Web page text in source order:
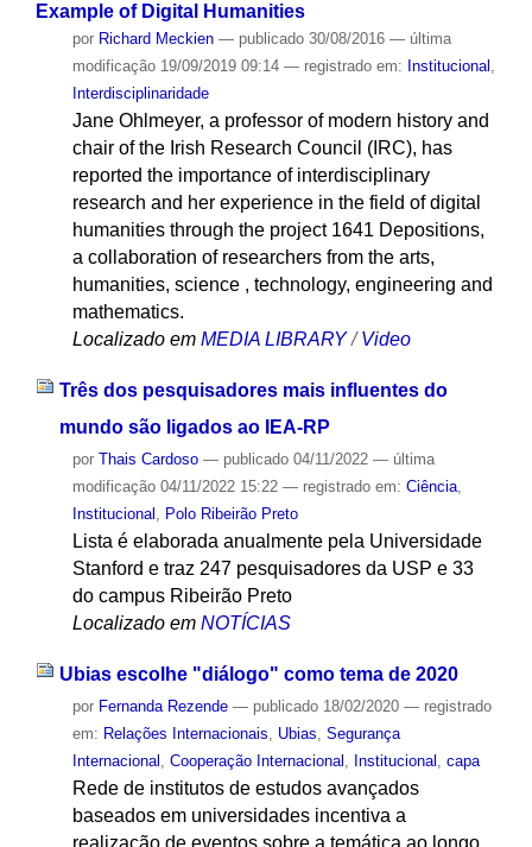
Example of Digital Humanities
por Richard Meckien — publicado30/08/2016 — última
modificação19/09/2019 09:14 — registrado em: Institucional ,
Interdisciplinaridade
Jane Ohlmeyer, a professor of modern history and
chair of the Irish Research Council (IRC), has
reported the importance of interdisciplinary
research and her experience in the field of digital
humanities through the project 1641 Depositions,
a collaboration of researchers from the arts,
humanities, science , technology, engineering and
mathematics.
Localizado em MEDIA LIBRARY /Video
Três dos pesquisadores mais influentes do
mundo são ligados ao IEA-RP
por Thais Cardoso — publicado04/11/2022 — última
modificação04/11/2022 15:22 — registrado em: Ciência,
Institucional , Polo Ribeirão Preto
Lista é elaborada anualmente pela Universidade
Stanford e traz 247 pesquisadores da USP e 33
do campus Ribeirão Preto
Localizado em NOTÍCIAS
Ubias escolhe "diálogo" como tema de 2020
por Fernanda Rezende — publicado18/02/2020 — registrado
em: Relações Internacionais Ubias Segurança
Internacional Cooperação Internacional Institucional capa
Rede de institutos de estudos avançados
baseados em universidades incentiva a
realização de eventos sobre a temática ao longo